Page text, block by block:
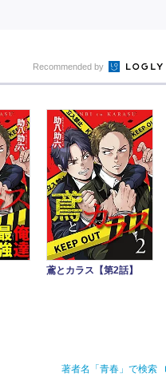
Recommended by
鳶とカラス【第2話】
著者名「青春」で検索